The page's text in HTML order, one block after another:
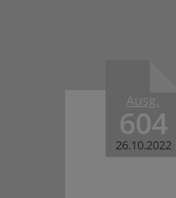
Ausg.
604
26.10.2022